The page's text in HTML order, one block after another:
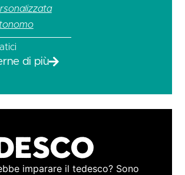
di più
imparare il tedesco? Sono